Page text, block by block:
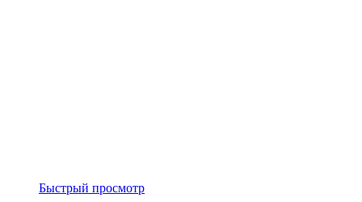
Быстрый просмотр